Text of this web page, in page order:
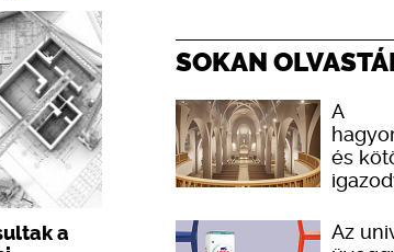
a
SOKAN
A
és
Az